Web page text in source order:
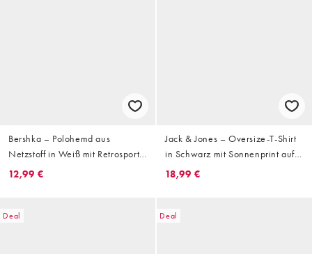
Bershka – Polohemd aus
Netzstoff in Weiß mit Retrosport-
Print
12,99 €
Jack & Jones – Oversize-T-Shirt
in Schwarz mit Sonnenprint auf
dem Rücken
18,99 €
Deal Deal